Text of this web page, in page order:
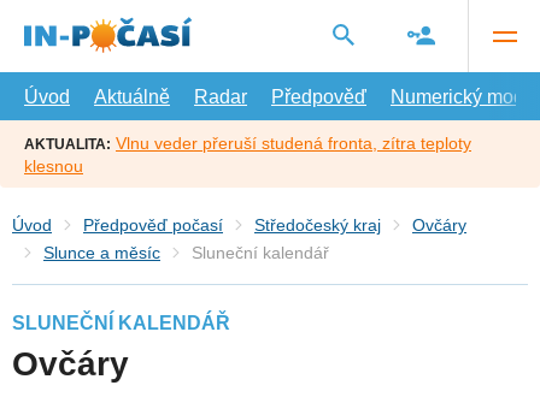
hlavní
Úvod
Aktuálně Radar Předpověď Numerický model
AKTUALITA: Vlnu veder přeruší studená fronta, zítra teploty
klesnou
Úvod Předpověď počasí Středočeský kraj
Ovčáry
Slunce a měsíc
Sluneční kalendář
SLUNEČNÍ KALENDÁŘ
Ovčáry